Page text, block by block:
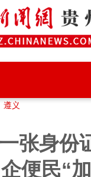
遵义
张身份
企便民“